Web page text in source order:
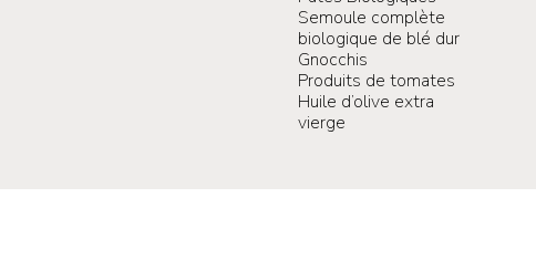
Semoule complète
biologique de blé dur
Gnocchis
Produits de tomates
Huile d’olive extra
vierge